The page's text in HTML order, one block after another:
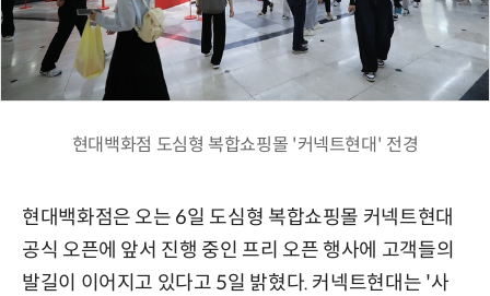
현대백화점 도심형 복합쇼핑몰 '커넥트현대' 전경
현대백화점은 오는 6일 도심형 복합쇼핑몰 커넥트현대
공식 오픈에 앞서 진행 중인 프리 오픈 행사에 고객들의
발길이 이어지고 있다고 5일 밝혔다. 커넥트현대는 '사